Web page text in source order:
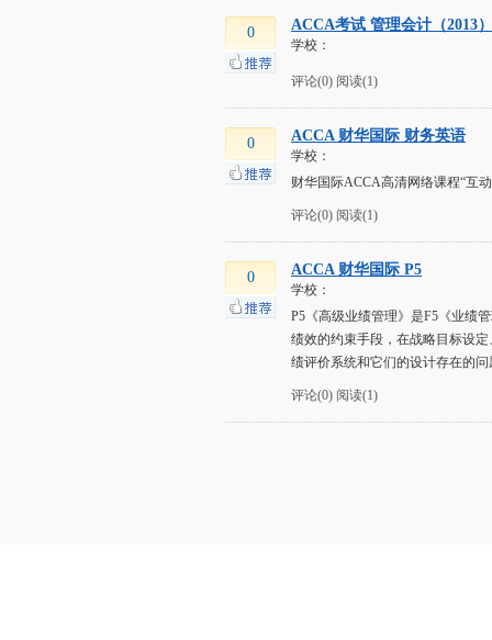
0 ACCA考试 管理会计（2013）
学校：
评论(0) 阅读(1)
0 ACCA 财华国际 财务英语
学校：
财华国际ACCA高清网络课程“互
评论(0) 阅读(1)
0 ACCA 财华国际 P5
学校：
P5《高级业绩管理》是F5《业绩
绩效的约束手段，在战略目标设
绩评价系统和它们的设计存在的问
评论(0) 阅读(1)